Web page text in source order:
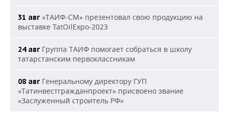
31 авг «ТАИФ-СМ» презентовал свою продукцию на
выставке TatOilExpo-2023
24 авг Группа ТАИФ помогает собраться в школу
татарстанским первоклассникам
08 авг Генеральному директору ГУП
«Татинвестгражданпроект» присвоено звание
«Заслуженный строитель РФ»